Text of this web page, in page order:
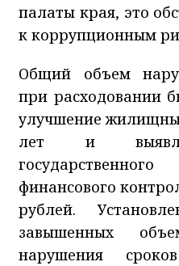
палаты края, это
к коррупционным
Общий объем
при расходовании
улучшение
лет и
финансового
рублей.
завышенных
нарушения